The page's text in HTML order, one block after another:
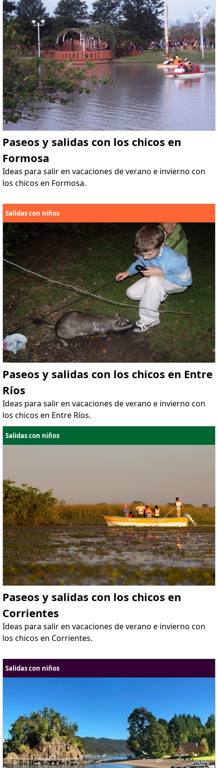
Paseos y salidas con los chicos en
Formosa
Ideas para salir en vacaciones de verano e invierno con
los chicos en Formosa.
Salidas con niños
Paseos y salidas con los chicos en Entre
Ríos
Ideas para salir en vacaciones de verano e invierno con
los chicos en Entre Ríos.
Salidas con niños
Paseos y salidas con los chicos en
Corrientes
Ideas para salir en vacaciones de verano e invierno con
los chicos en Corrientes.
Salidas con niños